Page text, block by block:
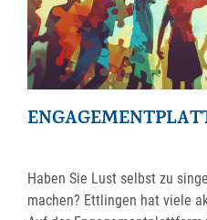
Haben Sie Lust selbst zu
machen? Ettlingen hat viele